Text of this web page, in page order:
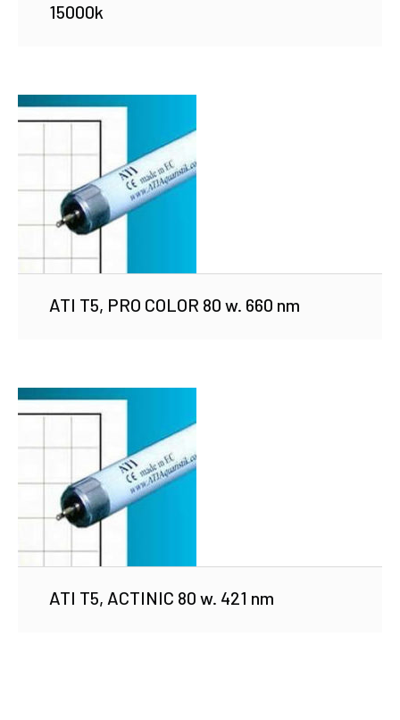
15000k
ATI T5, PRO COLOR 80 w. 660 nm
ATI T5, ACTINIC 80 w. 421 nm